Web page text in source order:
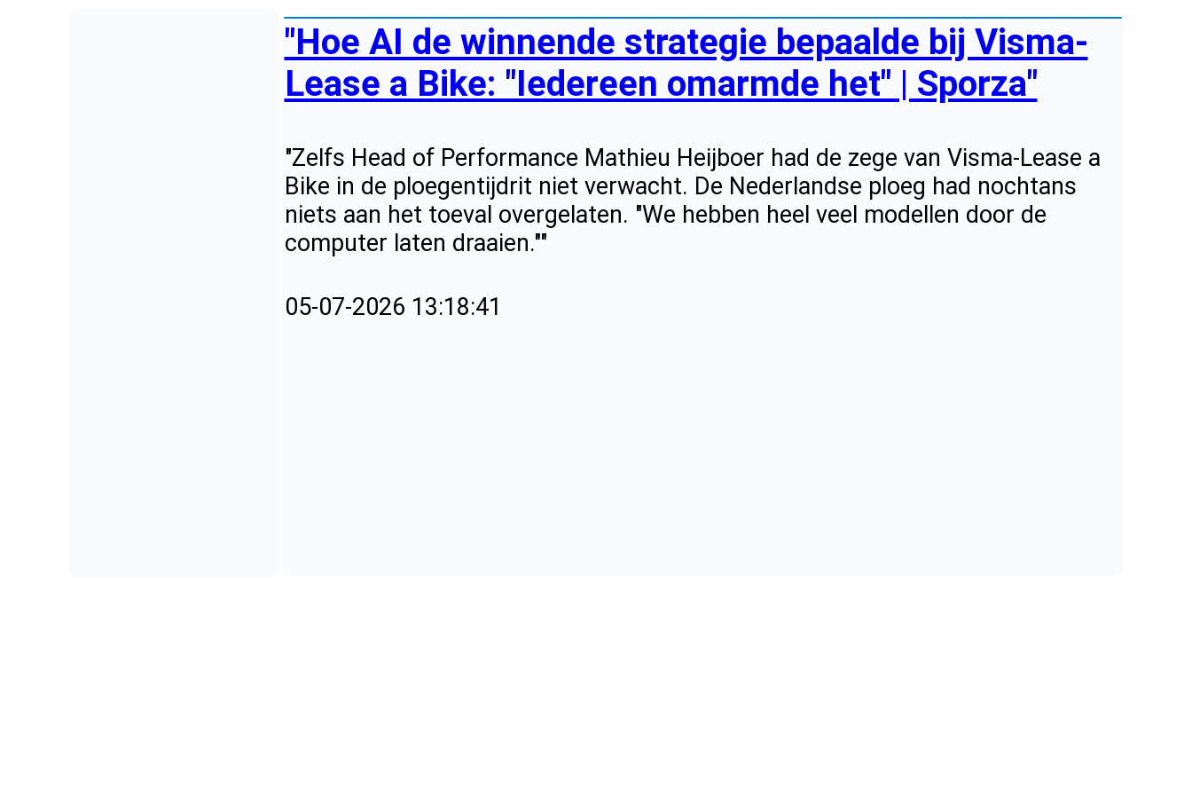
"Hoe AI de winnende strategie bepaalde bij Visma-
Lease a Bike: "Iedereen omarmde het" | Sporza"
"Zelfs Head of Performance Mathieu Heijboer had de zege van Visma-Lease a
Bike in de ploegentijdrit niet verwacht. De Nederlandse ploeg had nochtans
niets aan het toeval overgelaten. "We hebben heel veel modellen door de
computer laten draaien.""
05-07-2026 13:18:41